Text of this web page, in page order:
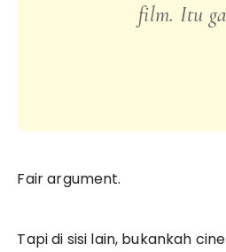
film. Itu
Fair argument.
Tapi di sisi lain, bukankah